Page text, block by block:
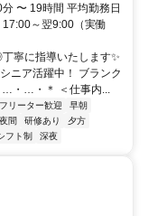
〜 19時間 平均勤務日
～翌9:00（実働
寧に指導いたします✨
ニア活躍中！ ブランク
…・＊ ＜仕事内...
フリーター歓迎
早朝
夜間 研修あり
夕方
フト制 深夜